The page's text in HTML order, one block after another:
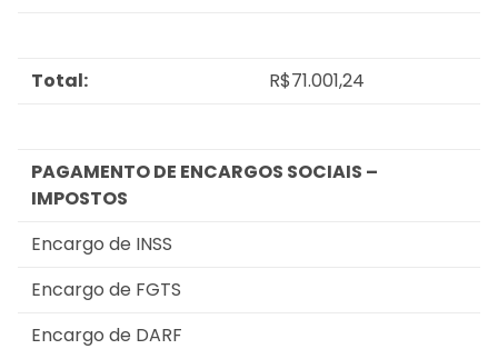
Total: R$71.001,24
PAGAMENTO DE ENCARGOS SOCIAIS –
IMPOSTOS
Encargo de INSS
Encargo de FGTS
Encargo de DARF